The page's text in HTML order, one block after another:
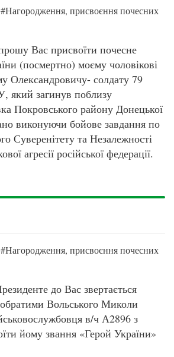
#Нагородження, присвоєння почесних
Вас присвоїти почесне
(посмертно) моєму чоловікові
Олександровичу- солдату 79
загинув поблизу
Покровського району Донецької
виконуючи бойове завдання по
Суверенітету та Незалежності
агресії російської федерації.
#Нагородження, присвоєння почесних
до Вас звертається
Вольського Миколи
в/ч А2896 з
йому звання «Герой України»